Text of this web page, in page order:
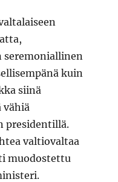
seremoniallinen
kuin
siinä
vähiä
presidentillä.
valtiovaltaa
muodostettu